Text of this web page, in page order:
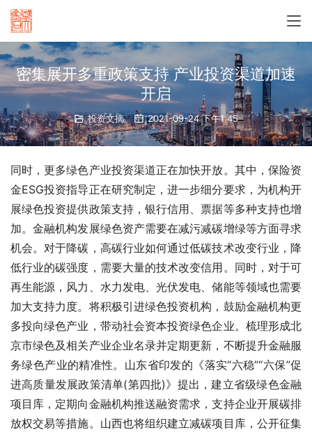
密集展开多重政策支持 产业投资渠道加速
开启
投资文摘 2021-09-24 下午1:45
同时，更多绿色产业投资渠道正在加快开放。其中，保险资
金ESG投资指导正在研究制定，进一步细分要求，为机构开
展绿色投资提供政策支持，银行信用、票据等多种支持也增
加。金融机构发展绿色资产需要在减污减碳增绿等方面寻求
机会。对于降碳，高碳行业如何通过低碳技术改变行业，降
低行业的碳强度，需要大量的技术改变信用。同时，对于可
再生能源，风力、水力发电、光伏发电、储能等领域也需要
加大支持力度。将积极引进绿色投资机构，鼓励金融机构更
多投向绿色产业，带动社会资本投资绿色企业。梳理形成北
京市绿色及相关产业企业名录并定期更新，不断提升金融服
务绿色产业的精准性。山东省印发的《落实“六稳”“六保”促
进高质量发展政策清单(第四批)》提出，建立省级绿色金融
项目库，定期向金融机构推送融资需求，支持企业开展碳排
放权交易等措施。山西也将组织建立减碳项目库，公开征集